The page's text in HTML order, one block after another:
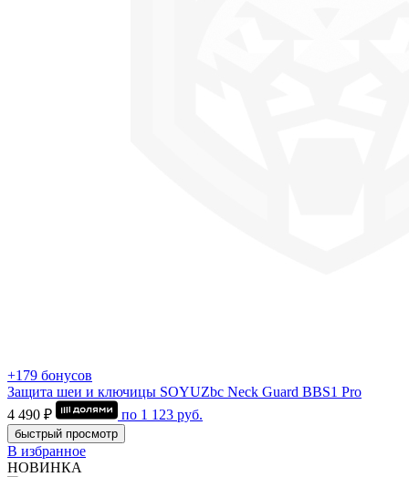
+179 бонусов
Защита шеи и ключицы SOYUZbc Neck Guard BBS1 Pro
4 490 ₽
по 1 123 руб.
быстрый просмотр
В избранное
НОВИНКА